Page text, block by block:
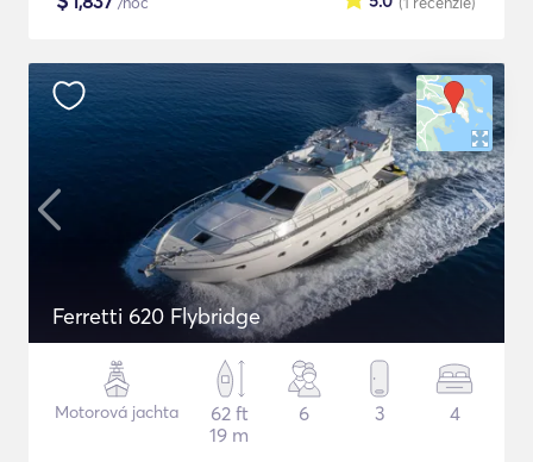
Ferretti 620 Flybridge
Motorová jachta
62 ft
19 m
6 3 4